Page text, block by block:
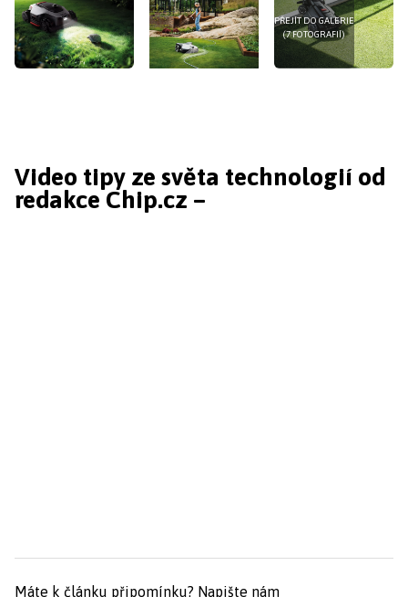
PŘEJÍT DO GALERIE
(7 FOTOGRAFIÍ)
Video tipy ze světa technologií od
redakce Chip.cz –
Máte k článku připomínku? Napište nám